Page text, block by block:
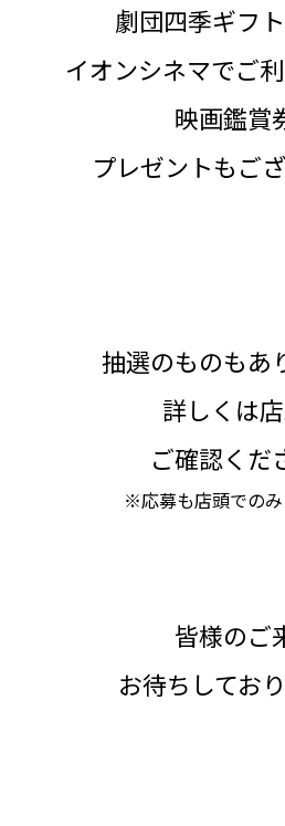
劇団四季ギフト
イオンシネマでご
映画鑑賞
プレゼントもご
抽選のものもあ
詳しくは
ご確認くだ
※応募も店頭での
皆様のご
お待ちしており